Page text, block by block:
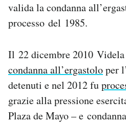
valida la condanna
processo del 1985.
Il 22 dicembre 2010
condanna all’ergastoloper
detenuti e nel 2012 fu
grazie alla pressione
Plaza de Mayo – e